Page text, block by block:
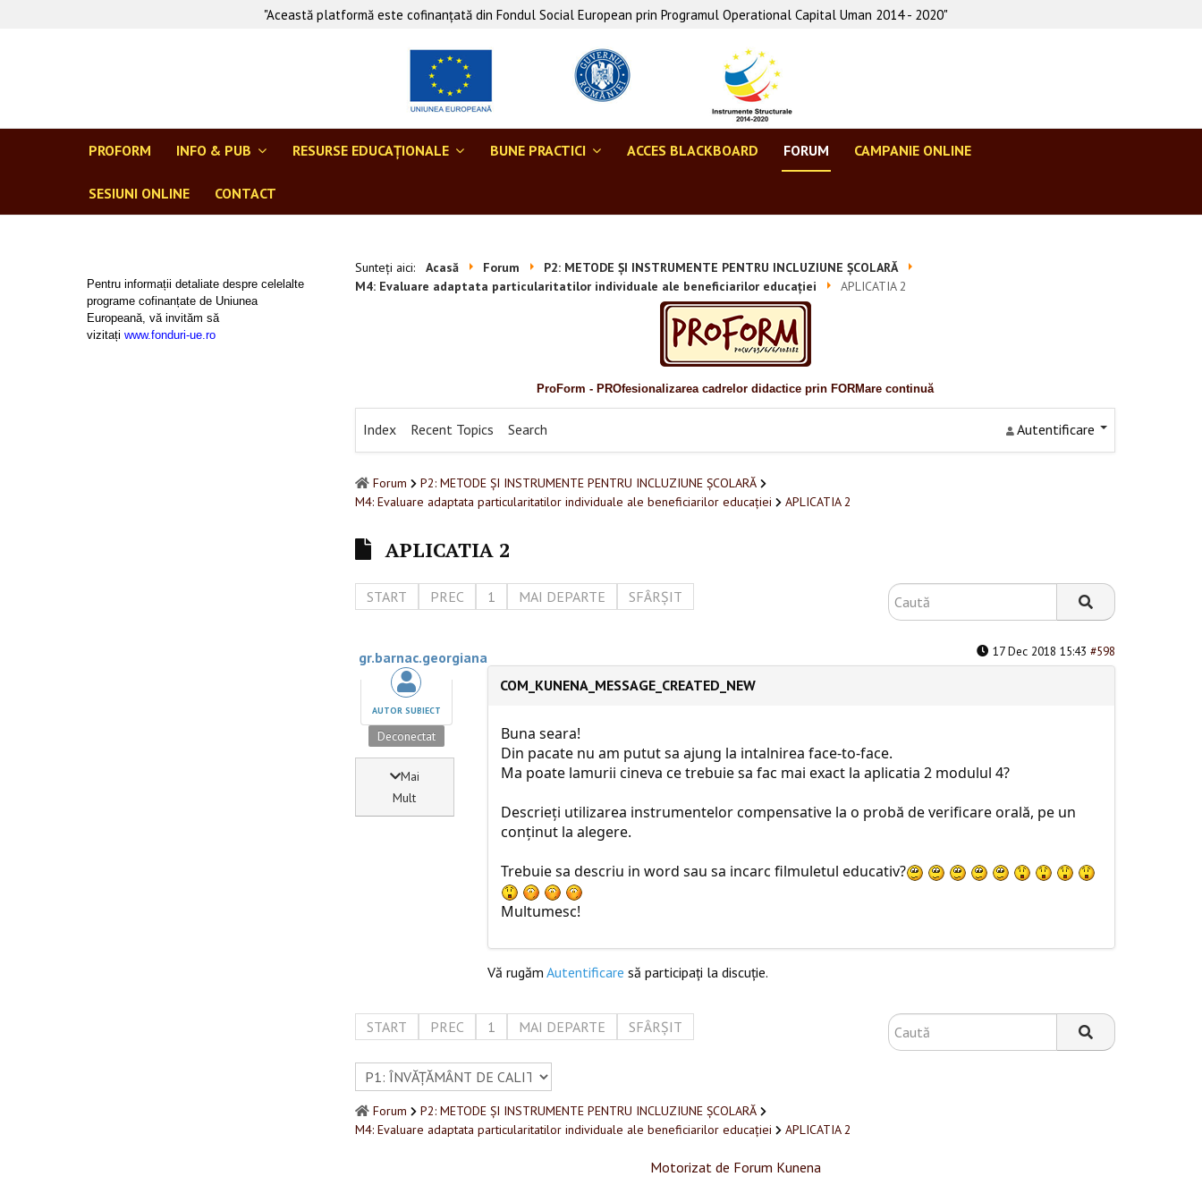
"Această platformă este cofinanţată din Fondul Social European prin Programul Operational Capital Uman 2014 - 2020"
PROFORM INFO & PUB RESURSE EDUCAŢIONALE BUNE PRACTICI ACCES BLACKBOARD FORUM CAMPANIE ONLINE
SESIUNI ONLINE CONTACT
Pentru informații detaliate despre celelalte
programe cofinanțate de Uniunea
Europeană, vă invităm să
vizitați www.fonduri-ue.ro
Sunteți aici: Acasă Forum
P2: METODE ȘI INSTRUMENTE PENTRU INCLUZIUNE ȘCOLARĂ
M4: Evaluare adaptata particularitatilor individuale ale beneficiarilor educației
APLICATIA 2
ProForm - PROfesionalizarea cadrelor didactice prin FORMare continuă
Index Recent Topics Search Autentificare
Forum
P2: METODE ȘI INSTRUMENTE PENTRU INCLUZIUNE ȘCOLARĂ
M4: Evaluare adaptata particularitatilor individuale ale beneficiarilor educației
APLICATIA 2
APLICATIA 2
START PREC 1 MAI DEPARTE SFÂRȘIT
gr.barnac.georgiana
AUTOR SUBIECT
Deconectat
Mai
Mult
17 Dec 2018 15:43 #598
COM_KUNENA_MESSAGE_CREATED_NEW
Buna seara!
Din pacate nu am putut sa ajung la intalnirea face-to-face.
Ma poate lamurii cineva ce trebuie sa fac mai exact la aplicatia 2 modulul 4?
Descrieţi utilizarea instrumentelor compensative la o probă de verificare orală, pe un
conţinut la alegere.
Trebuie sa descriu in word sau sa incarc filmuletul educativ?
Multumesc!
Vă rugăm Autentificare să participaţi la discuţie.
START PREC 1 MAI DEPARTE SFÂRȘIT
Forum
P2: METODE ȘI INSTRUMENTE PENTRU INCLUZIUNE ȘCOLARĂ
M4: Evaluare adaptata particularitatilor individuale ale beneficiarilor educației
APLICATIA 2
Motorizat de Forum Kunena